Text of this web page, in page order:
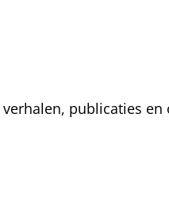
publicaties